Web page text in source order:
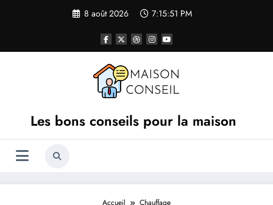
8 août 2026 7:15:52 PM
Les bons conseils pour la maison
Accueil
Chauffage